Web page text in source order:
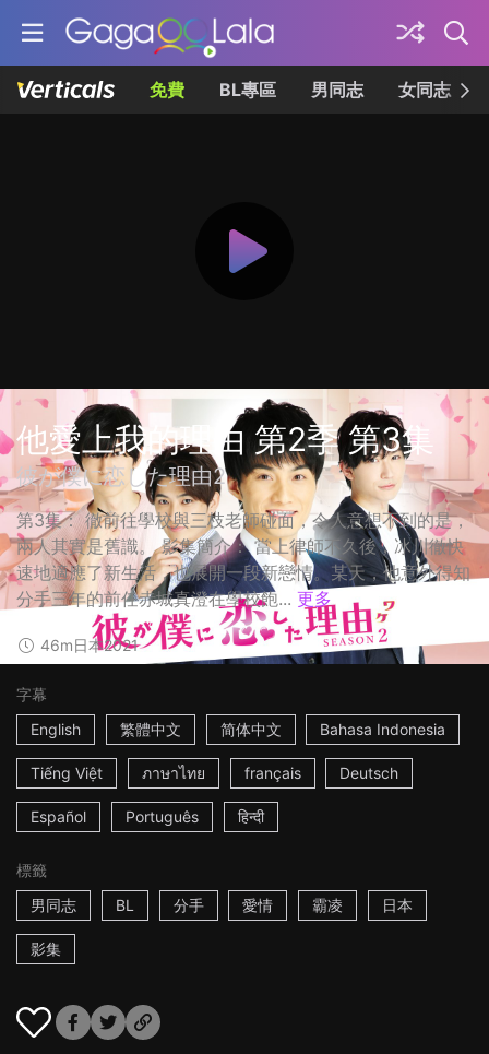
免費 BL專區 男同志 女同志
他愛上我的理由 第2季 第3集
彼が僕に恋した理由2
第3集： 徹前往學校與三枝老師碰面，令人意想不到的是，
兩人其實是舊識。 影集簡介： 當上律師不久後，冰川徹快
速地適應了新生活，也展開一段新戀情。某天，他意外得知
分手三年的前任赤城真澄在學校飽... 更多
46m日本2021
字幕
English
繁體中文 简体中文 Bahasa Indonesia
Tiếng Việt ภาษาไทย français Deutsch
Español Português हिन्दी
標籤
男同志
BL 分手 愛情 霸凌 日本
影集